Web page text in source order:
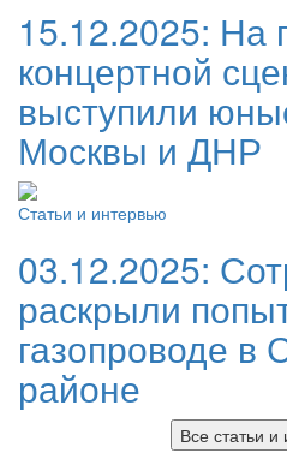
15.12.2025: На
концертной
выступили
Москвы и ДНР
Статьи и интервью
03.12.2025:
раскрыли
газопроводе в
районе
Все статьи и